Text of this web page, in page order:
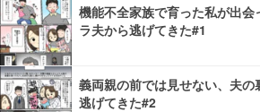
機能不全家族で育った私が出
ラ夫から逃げてきた#1
義両親の前では見せない、夫
逃げてきた#2